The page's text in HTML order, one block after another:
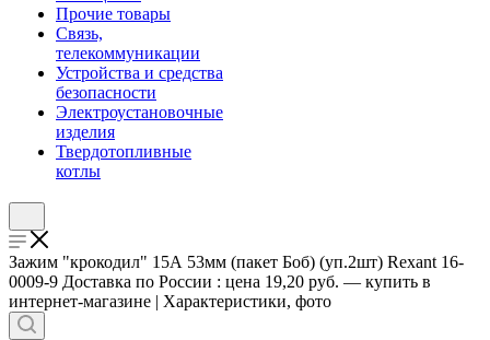
Прочие товары
Связь,
телекоммуникации
Устройства и средства
безопасности
Электроустановочные
изделия
Твердотопливные
котлы
Зажим "крокодил" 15А 53мм (пакет Боб) (уп.2шт) Rexant 16-
0009-9 Доставка по России : цена 19,20 руб. — купить в
интернет-магазине | Характеристики, фото